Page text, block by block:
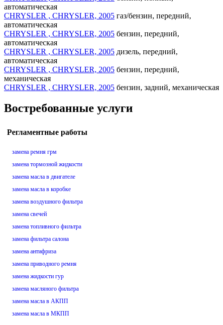
автоматическая
CHRYSLER , CHRYSLER, 2005 газ/бензин, передний,
автоматическая
CHRYSLER , CHRYSLER, 2005 бензин, передний,
автоматическая
CHRYSLER , CHRYSLER, 2005 дизель, передний,
автоматическая
CHRYSLER , CHRYSLER, 2005 бензин, передний,
механическая
CHRYSLER , CHRYSLER, 2005 бензин, задний, механическая
Востребованные услуги
Регламентные работы
замена ремня грм
замена тормозной жидкости
замена масла в двигателе
замена масла в коробке
замена воздушного фильтра
замена свечей
замена топливного фильтра
замена фильтра салона
замена антифриза
замена приводного ремня
замена жидкости гур
замена масляного фильтра
замена масла в АКПП
замена масла в МКПП